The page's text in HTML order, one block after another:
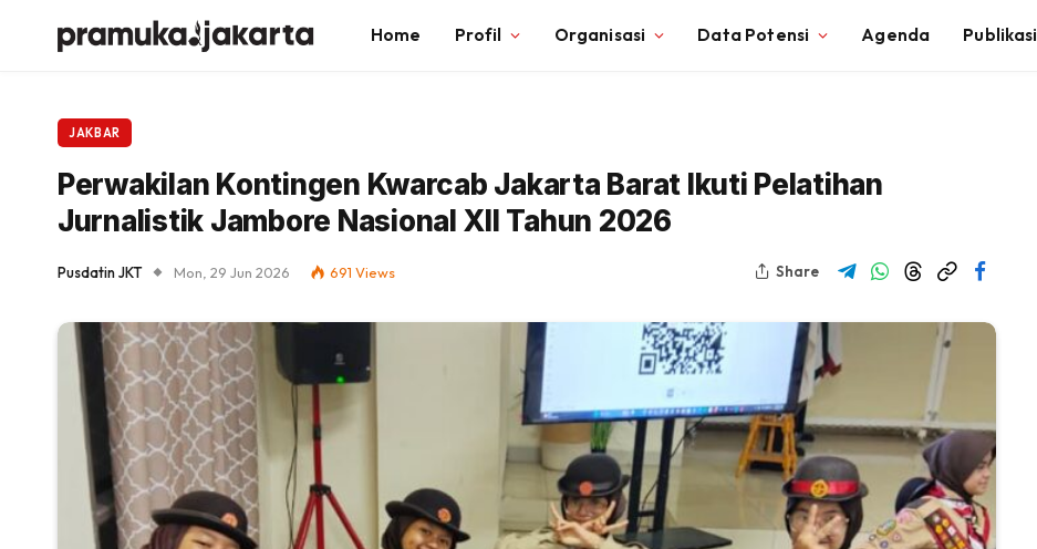
Home Profil Organisasi Data Potensi Agenda Publikasi
JAKBAR
Perwakilan Kontingen Kwarcab Jakarta Barat Ikuti Pelatihan
Jurnalistik Jambore Nasional XII Tahun 2026
Pusdatin JKT Mon, 29 Jun 2026 691 Views Share